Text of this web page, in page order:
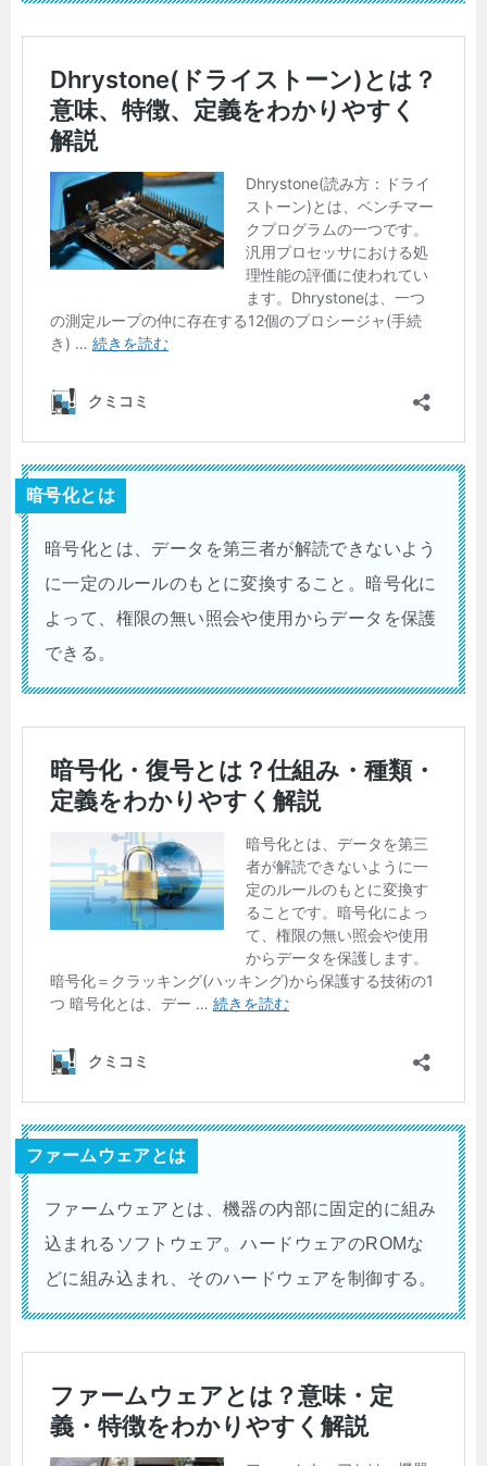
暗号化とは
暗号化とは、データを第三者が解読できないよう
に一定のルールのもとに変換すること。暗号化に
よって、権限の無い照会や使用からデータを保護
できる。
ファームウェアとは
ファームウェアとは、機器の内部に固定的に組み
込まれるソフトウェア。ハードウェアのROMな
どに組み込まれ、そのハードウェアを制御する。